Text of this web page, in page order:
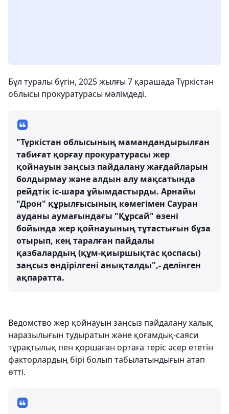
Бұл туралы бүгін, 2025 жылғы 7 қарашада Түркістан
облысы прокуратурасы мәлімдеді.
"Түркістан облысының мамандандырылған
табиғат қорғау прокуратурасы жер
қойнауын заңсыз пайдалану жағдайларын
болдырмау және алдын алу мақсатында
рейдтік іс-шара ұйымдастырды. Арнайы
"Дрон" құрылғысының көмегімен Сауран
ауданы аумағындағы "Құрсай" өзені
бойында жер қойнауының тұтастығын бұза
отырып, кең таралған пайдалы
қазбалардың (құм-қиыршықтас қоспасы)
заңсыз өндірілгені анықталды",- делінген
ақпаратта.
Ведомство жер қойнауын заңсыз пайдалану халық
наразылығын тудыратын және қоғамдық-саяси
тұрақтылық пен қоршаған ортаға теріс әсер ететін
факторлардың бірі болып табылатындығын атап
өтті.